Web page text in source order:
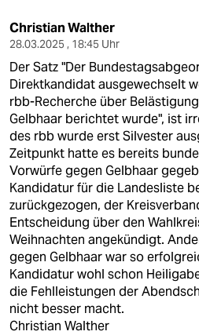
genossenschaft
epaper login
Christian Walther
28.03.2025 , 18:45 Uhr
Der Satz "Der
Direktkandidat ausgewechselt
rbb-Recherche über
Gelbhaar berichtet wurde", ist
des rbb wurde erst Silvester
Zeitpunkt hatte es bereits
Vorwürfe gegen Gelbhaar
Kandidatur für die Landesliste
zurückgezogen, der
Entscheidung über den
Weihnachten angekündigt.
gegen Gelbhaar war so
Kandidatur wohl schon
die Fehlleistungen der
nicht besser macht.
Christian Walther